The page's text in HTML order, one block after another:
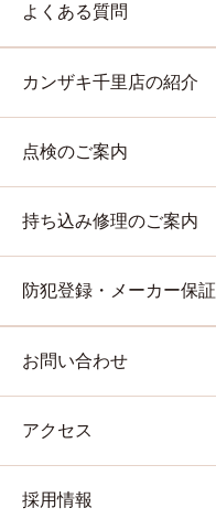
よくある質問
カンザキ千里店の紹介
点検のご案内
持ち込み修理のご案内
防犯登録・メーカー保証
お問い合わせ
アクセス
採用情報